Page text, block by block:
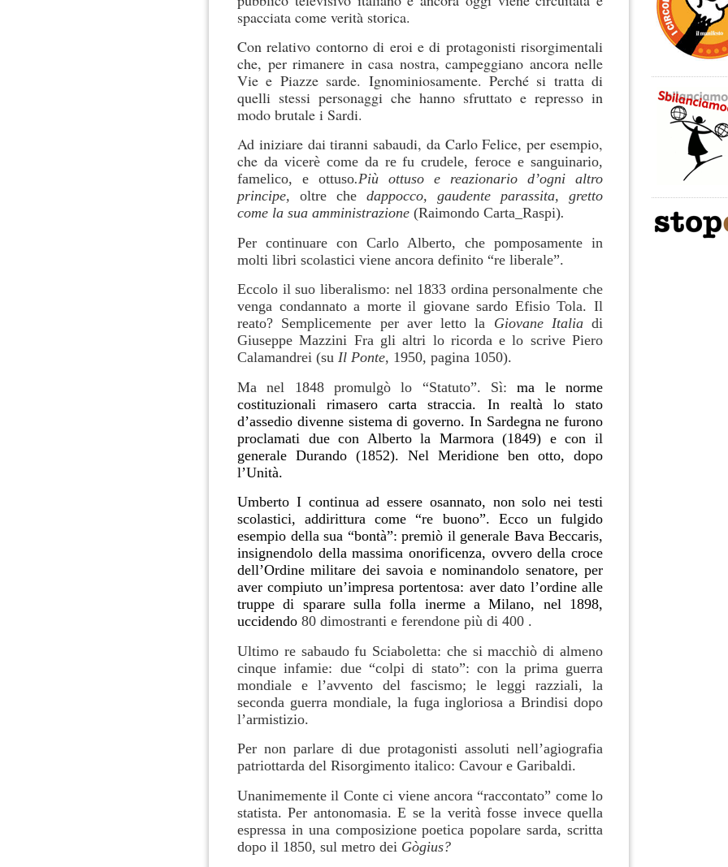
spacciata come verità storica.
Con relativo contorno di eroi e di protagonisti risorgimentali
che, per rimanere in casa nostra, campeggiano ancora nelle
Vie e Piazze sarde. Ignominiosamente. Perché si tratta di
quelli stessi personaggi che hanno sfruttato e represso in
modo brutale i Sardi.
Ad iniziare dai tiranni sabaudi, da Carlo Felice, per esempio,
che da vicerè come da re fu crudele, feroce e sanguinario,
famelico, e ottuso.Più ottuso e reazionario d’ogni altro
principe, oltre che dappocco, gaudente parassita, gretto
come la sua amministrazione (Raimondo Carta_Raspi).
Per continuare con Carlo Alberto, che pomposamente in
molti libri scolastici viene ancora definito “re liberale”.
Eccolo il suo liberalismo: nel 1833 ordina personalmente che
venga condannato a morte il giovane sardo Efisio Tola. Il
reato? Semplicemente per aver letto la Giovane Italiadi
Giuseppe Mazzini Fra gli altri lo ricorda e lo scrive Piero
Calamandrei (su Il Ponte, 1950, pagina 1050).
Ma nel 1848 promulgò lo “Statuto”. Sì: ma le norme
costituzionali rimasero carta straccia. In realtà lo stato
d’assedio divenne sistema di governo. In Sardegna ne furono
proclamati due con Alberto la Marmora (1849) e con il
generale Durando (1852). Nel Meridione ben otto, dopo
l’Unità.
Umberto I continua ad essere osannato, non solo nei testi
scolastici, addirittura come “re buono”. Ecco un fulgido
esempio della sua “bontà”: premiò il generale Bava Beccaris,
insignendolo della massima onorificenza, ovvero della croce
dell’Ordine militare dei savoia e nominandolo senatore, per
aver compiuto un’impresa portentosa: aver dato l’ordine alle
truppe di sparare sulla folla inerme a Milano, nel 1898,
uccidendo 80 dimostranti e ferendone più di 400 .
Ultimo re sabaudo fu Sciaboletta: che si macchiò di almeno
cinque infamie: due “colpi di stato”: con la prima guerra
mondiale e l’avvento del fascismo; le leggi razziali, la
seconda guerra mondiale, la fuga ingloriosa a Brindisi dopo
l’armistizio.
Per non parlare di due protagonisti assoluti nell’agiografia
patriottarda del Risorgimento italico: Cavour e Garibaldi.
Unanimemente il Conte ci viene ancora “raccontato” come lo
statista. Per antonomasia. E se la verità fosse invece quella
espressa in una composizione poetica popolare sarda, scritta
dopo il 1850, sul metro dei Gògius?